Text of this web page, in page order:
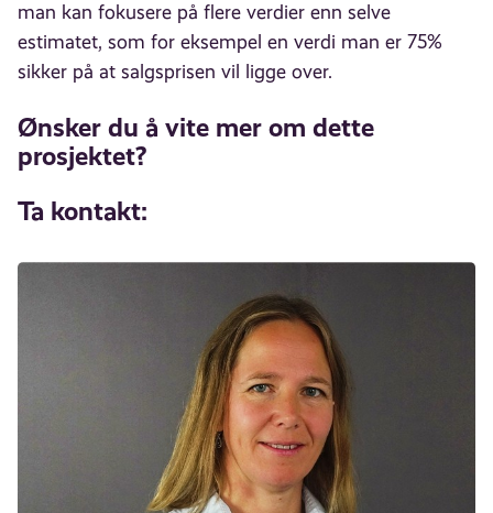
man kan fokusere på flere verdier enn selve
estimatet, som for eksempel en verdi man er 75%
sikker på at salgsprisen vil ligge over.
Ønsker du å vite mer om dette
prosjektet?
Ta kontakt: